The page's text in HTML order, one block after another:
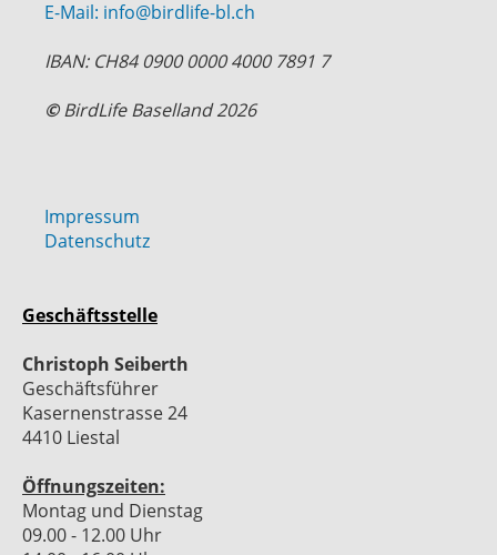
E-Mail: info@birdlife-bl.ch
IBAN: CH84 0900 0000 4000 7891 7
©BirdLife Baselland 2026
Impressum
Datenschutz
Geschäftsstelle
Christoph Seiberth
Geschäftsführer
Kasernenstrasse 24
4410 Liestal
Öffnungszeiten:
Montag und Dienstag
09.00 - 12.00 Uhr